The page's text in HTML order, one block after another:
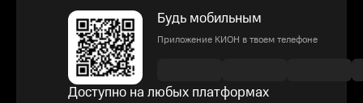
Будь мобильным
Приложение КИОН в твоем телефоне
Доступно на любых платформах